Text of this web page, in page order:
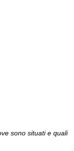
sono situati e quali